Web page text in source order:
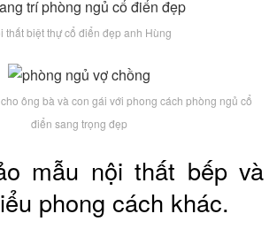
thất biệt thự cổ điển đẹp anh Hùng
ông bà và con gái với phong cách phòng ngủ cổ
điển sang trọng đẹp
mẫu nội thất bếp và
phong cách khác.